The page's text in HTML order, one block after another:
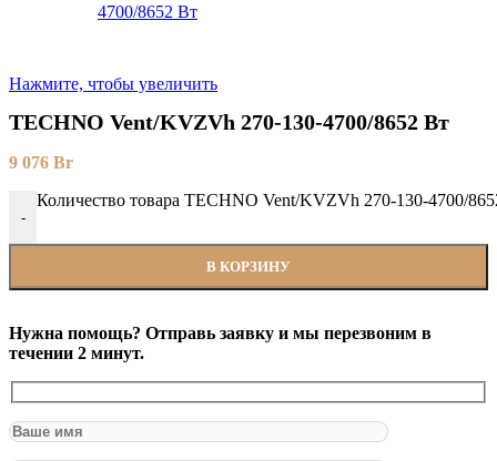
Нажмите, чтобы увеличить
TECHNO Vent/KVZVh 270-130-4700/8652 Вт
9 076 Br
-
Количество товара TECHNO Vent/KVZVh 270-130-4700/
В КОРЗИНУ
Нужна помощь? Отправь заявку и мы перезвоним в
течении 2 минут.